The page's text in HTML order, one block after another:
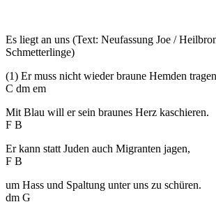
Es liegt an uns (Text: Neufassung Joe /
Schmetterlinge)
(1) Er muss nicht wieder braune Hemden
C dm em
Mit Blau will er sein braunes Herz kaschieren.
F B
Er kann statt Juden auch Migranten jagen,
F B
um Hass und Spaltung unter uns zu schüren.
dm G